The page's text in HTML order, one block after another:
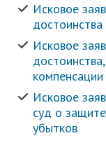
Исковое
Исковое
Исковое
суд о
убытков